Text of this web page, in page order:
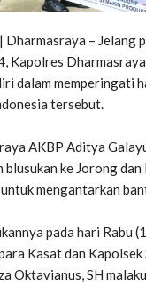
Dharmasraya – Jelang
Kapolres
dalam memperingati
tersebut.⁣
AKBP Aditya
blusukan ke Jorong
mengantarkan
pada hari Rabu
Kasat dan
Oktavianus, SH